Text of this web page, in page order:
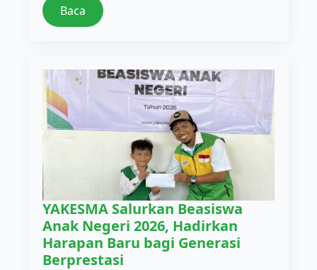
Baca
YAKESMA Salurkan Beasiswa
Anak Negeri 2026, Hadirkan
Harapan Baru bagi Generasi
Berprestasi